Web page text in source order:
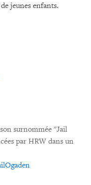
jeunes enfants.
surnommée "Jail
par HRW dans un